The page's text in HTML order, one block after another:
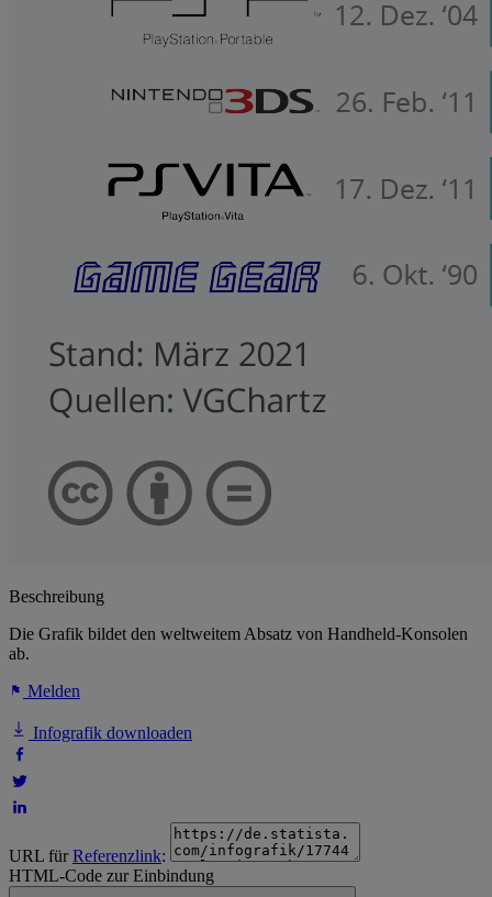
Beschreibung
Die Grafik bildet den weltweitem Absatz von Handheld-Konsolen
ab.
Melden
Infografik downloaden
URL fürReferenzlink:
HTML-Code zur Einbindung